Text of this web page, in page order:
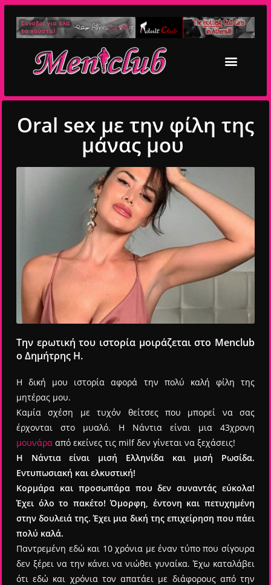
Oral sex με την φίλη της
μάνας μου
Την ερωτική του ιστορία μοιράζεται στο Menclub
ο Δημήτρης Η.
Η δική μου ιστορία αφορά την πολύ καλή φίλη της
μητέρας μου.
Καμία σχέση με τυχόν θείτσες που μπορεί να σας
έρχονται στο μυαλό. Η Νάντια είναι μια 43χρονη
μουνάρα από εκείνες τις milf δεν γίνεται να ξεχάσεις!
Η Νάντια είναι μισή Ελληνίδα και μισή Ρωσίδα.
Εντυπωσιακή και ελκυστική!
Κορμάρα και προσωπάρα που δεν συναντάς εύκολα!
Έχει όλο το πακέτο! Όμορφη, έντονη και πετυχημένη
στην δουλειά της. Έχει μια δική της επιχείρηση που πάει
πολύ καλά.
Παντρεμένη εδώ και 10 χρόνια με έναν τύπο που σίγουρα
δεν ξέρει να την κάνει να νιώθει γυναίκα. Έχω καταλάβει
ότι εδώ και χρόνια τον απατάει με διάφορους από την